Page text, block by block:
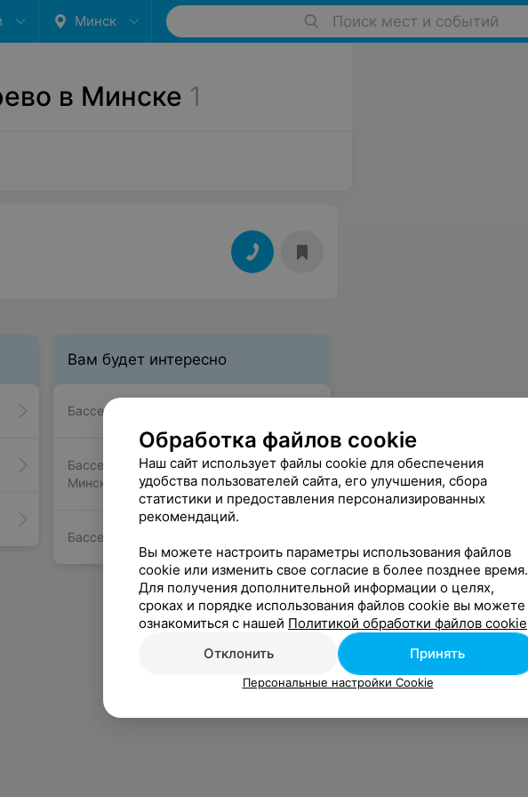
Минск Поиск мест и событий
в Минске 1
Вам будет интересно
Бассейны в м-р Уручье в Минске
Бассейны в районе Шабаны в
Минске
Бассейны в м-р Юго-Запад в Минске
Обработка файлов cookie
Наш сайт использует файлы cookie для обеспечения
удобства пользователей сайта, его улучшения, сбора
статистики и предоставления персонализированных
рекомендаций.
Вы можете настроить параметры использования файлов
cookie или изменить свое согласие в более позднее время.
Для получения дополнительной информации о целях,
сроках и порядке использования файлов cookie вы можете
ознакомиться с нашей Политикой обработки файлов cookie
Отклонить
Принять
Персональные настройки Cookie